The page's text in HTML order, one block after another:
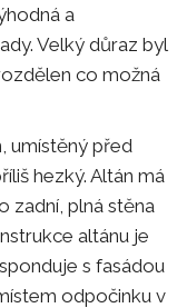
a
Velký důraz byl
co možná
umístěný před
hezký. Altán má
zadní, plná stěna
altánu je
s fasádou
odpočinku v